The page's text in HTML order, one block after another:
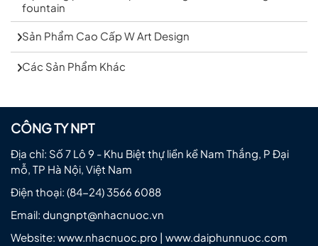
fountain
Sản Phẩm Cao Cấp W Art Design
Các Sản Phẩm Khác
CÔNG TY NPT
Địa chỉ: Số 7 Lô 9 - Khu Biệt thự liền kề Nam Thắng, P Đại
mỗ, TP Hà Nội, Việt Nam
Điện thoại: (84-24) 3566 6088
Email: dungnpt@nhacnuoc.vn
Website: www.nhacnuoc.pro | www.daiphunnuoc.com